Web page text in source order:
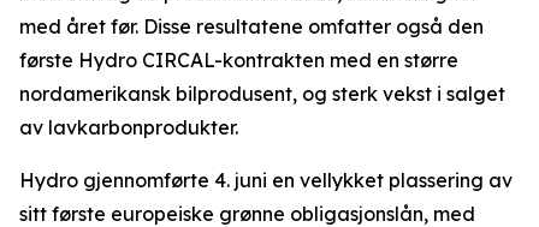
med året før. Disse resultatene omfatter også den
første Hydro CIRCAL-kontrakten med en større
nordamerikansk bilprodusent, og sterk vekst i salget
av lavkarbonprodukter.
Hydro gjennomførte 4. juni en vellykket plassering av
sitt første europeiske grønne obligasjonslån, med